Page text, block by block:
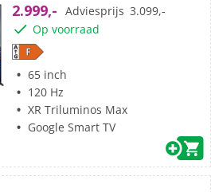
sterren.
79
beoordelingen
2.999,- Adviesprijs 3.099,-
Op voorraad
65 inch
120 Hz
XR Triluminos Max
Google Smart TV